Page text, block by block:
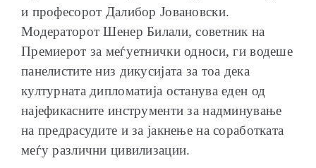
и професорот Далибор Јовановски.
Модераторот Шенер Билали, советник на
Премиерот за меѓуетнички односи, ги водеше
панелистите низ дикусијата за тоа дека
културната дипломатија останува еден од
најефикасните инструменти за надминување
на предрасудите и за јакнење на соработката
меѓу различни цивилизации.